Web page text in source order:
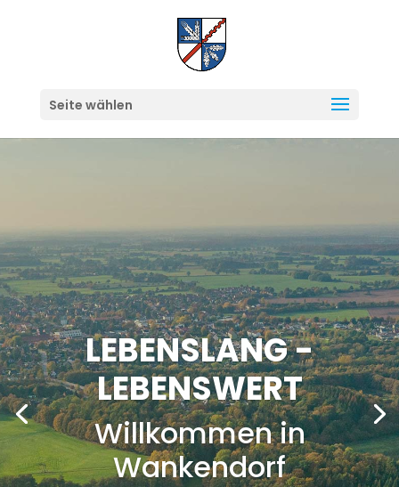
Seite wählen
LEBENSLANG -
LEBENSWERT
Willkommen in
Wankendorf